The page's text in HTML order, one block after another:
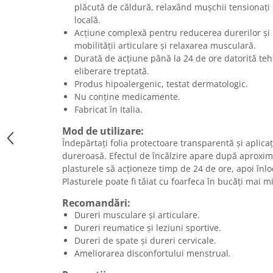
plăcută de căldură, relaxând mușchii
locală.
Acțiune complexă pentru reducerea durerilor
mobilității articulare și relaxarea musculară.
Durată de acțiune până la 24 de ore datorită
eliberare treptată.
Produs hipoalergenic, testat dermatologic.
Nu conține medicamente.
Fabricat în Italia.
Mod de utilizare:
Îndepărtați folia protectoare transparentă și
dureroasă. Efectul de încălzire apare după
plasturele să acționeze timp de 24 de ore, apoi
Plasturele poate fi tăiat cu foarfeca în bucăți mai
Recomandări:
Dureri musculare și articulare.
Dureri reumatice și leziuni sportive.
Dureri de spate și dureri cervicale.
Ameliorarea disconfortului menstrual.